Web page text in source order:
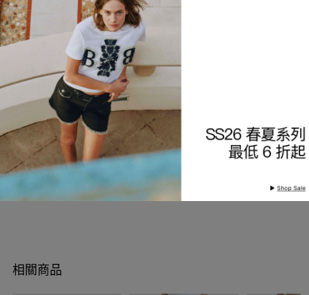
加入願望清單
商品描述
細節與保養
查看分店庫存
9226411400-95
相關商品